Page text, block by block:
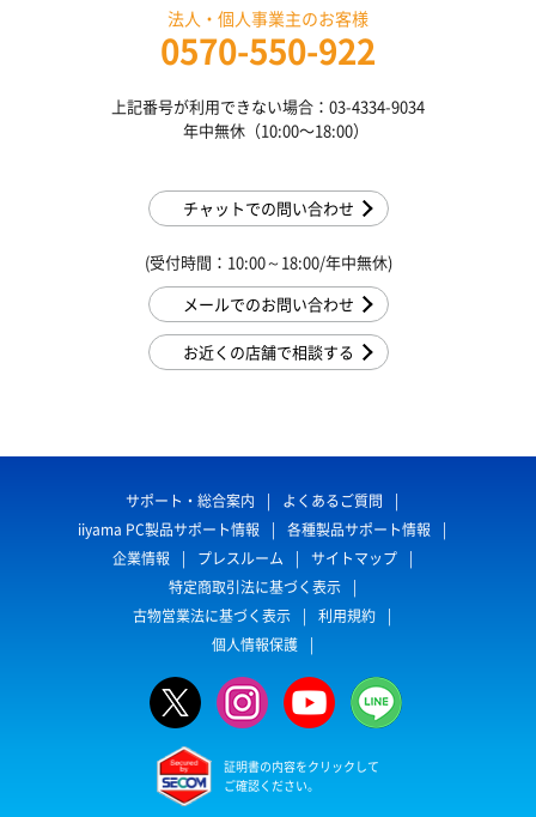
法人・個人事業主のお客様
0570-550-922
上記番号が利用できない場合：03-4334-9034
年中無休（10:00〜18:00）
チャットでの問い合わせ
(受付時間：10:00～18:00/年中無休)
メールでのお問い合わせ
お近くの店舗で相談する
サポート・総合案内
よくあるご質問
iiyama PC製品サポート情報
各種製品サポート情報
企業情報
プレスルーム
サイトマップ
特定商取引法に基づく表示
古物営業法に基づく表示
利用規約
個人情報保護
証明書の内容をクリックして
ご確認ください。